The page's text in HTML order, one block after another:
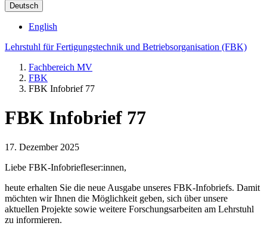
Deutsch
English
Lehrstuhl für Fertigungstechnik und Betriebsorganisation (FBK)
Fachbereich MV
FBK
FBK Infobrief 77
FBK Infobrief 77
17. Dezember 2025
Liebe FBK-Infobriefleser:innen,
heute erhalten Sie die neue Ausgabe unseres FBK-Infobriefs. Damit
möchten wir Ihnen die Möglichkeit geben, sich über unsere
aktuellen Projekte sowie weitere Forschungsarbeiten am Lehrstuhl
zu informieren.